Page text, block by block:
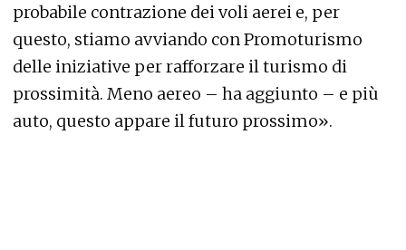
probabile contrazione dei voli aerei e, per
questo, stiamo avviando con Promoturismo
delle iniziative per rafforzare il turismo di
prossimità. Meno aereo – ha aggiunto – e più
auto, questo appare il futuro prossimo».